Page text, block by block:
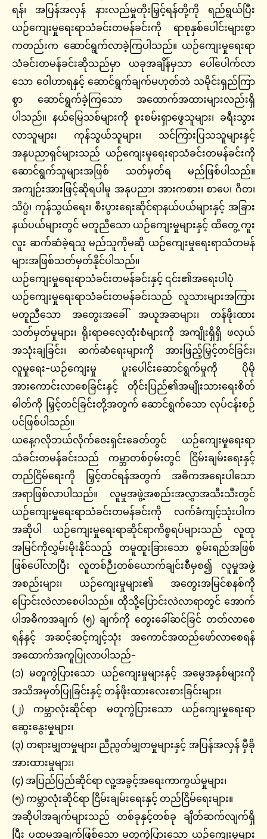
ရန်၊ အပြန်အလှန် နားလည်မှုတိုးမြှင့်ရန်တို့ကို ရည်ရွယ်ပြီး
ယဉ်ကျေးမှုရေးရာသံခင်းတမန်ခင်းကို ရာစုနှစ်ပေါင်းများစွာ
ကတည်းက ဆောင်ရွက်လာခဲ့ကြပါသည်။ ယဉ်ကျေးမှုရေးရာ
သံခင်းတမန်ခင်းဆိုသည်မှာ ယခုအချိန်မှသာ ပေါ်ပေါက်လာ
သော ဝေါဟာရနှင့် ဆောင်ရွက်ချက်မဟုတ်ဘဲ သမိုင်းရှည်ကြာ
စွာ ဆောင်ရွက်ခဲ့ကြသော အထောက်အထားများလည်းရှိ
ပါသည်။ နယ်မြေသစ်များကို စူးစမ်းရှာဖွေသူများ၊ ခရီးသွား
လာသူများ၊ ကုန်သွယ်သူများ၊ သင်ကြားပြသသူများနှင့်
အနုပညာရှင်များသည် ယဉ်ကျေးမှုရေးရာသံခင်းတမန်ခင်းကို
ဆောင်ရွက်သူများအဖြစ် သတ်မှတ်ရ မည်ဖြစ်ပါသည်။
အကျဉ်းအားဖြင့်ဆိုရပါမူ အနုပညာ၊ အားကစား၊ စာပေ၊ ဂီတ၊
သိပ္ပံ၊ ကုန်သွယ်ရေး၊ စီးပွားရေးဆိုင်ရာနယ်ပယ်များနှင့် အခြား
နယ်ပယ်များတွင် မတူညီသော ယဉ်ကျေးမှုများနှင့် ထိတွေ့ ကူး
လူး ဆက်ဆံခဲ့ရသူ မည်သူကိုမဆို ယဉ်ကျေးမှုရေးရာသံတမန်
များအဖြစ်သတ်မှတ်နိုင်ပါသည်။
ယဉ်ကျေးမှုရေးရာသံခင်းတမန်ခင်းနှင့် ၎င်း၏အရေးပါပုံ
ယဉ်ကျေးမှုရေးရာသံခင်းတမန်ခင်းသည် လူသားများအကြား
မတူညီသော အတွေးအခေါ် အယူအဆများ၊ တန်ဖိုးထား
သတ်မှတ်မှုများ၊ ရိုးရာဓလေ့ထုံးစံများကို အကျိုးရှိရှိ ဖလှယ်
အသုံးချခြင်း၊ ဆက်ဆံရေးများကို အားဖြည့်မြှင့်တင်ခြင်း၊
လူမှုရေး-ယဉ်ကျေးမှု ပူးပေါင်းဆောင်ရွက်မှုကို ပိုမို
အားကောင်းလာစေခြင်းနှင့် တိုင်းပြည်၏အမျိုးသားရေးစိတ်
ဓါတ်ကို မြှင့်တင်ခြင်းတို့အတွက် ဆောင်ရွက်သော လုပ်ငန်းစဉ်
ပင်ဖြစ်ပါသည်။
ယနေ့ဂလိုဘယ်လိုက်ဇေးရှင်းခေတ်တွင် ယဉ်ကျေးမှုရေးရာ
သံခင်းတမန်ခင်းသည် ကမ္ဘာတစ်ဝှမ်းတွင် ငြိမ်းချမ်းရေးနှင့်
တည်ငြိမ်ရေးကို မြှင့်တင်ရန်အတွက် အဓိကအရေးပါသော
အရာဖြစ်လာပါသည်။ လူမှုအဖွဲ့အစည်းအလွှာအသီးသီးတွင်
ယဉ်ကျေးမှုရေးရာသံခင်းတမန်ခင်းကို လက်ခံကျင့်သုံးပါက
အဆိုပါ ယဉ်ကျေးမှုရေးရာဆိုင်ရာကိစ္စရပ်များသည် လူထု
အမြင်ကိုလွှမ်းမိုးနိုင်သည့် တမူထူးခြားသော စွမ်းရည်အဖြစ်
ဖြစ်ပေါ်လာပြီး လူတစ်ဉီးတစ်ယောက်ချင်းစီမှစ၍ လူမှုအဖွဲ့
အစည်းများ၊ ယဉ်ကျေးမှုများ၏ အတွေးအမြင်စနစ်ကို
ပြောင်းလဲလာစေပါသည်။ ထိုသို့ပြောင်းလဲလာရာတွင် အောက်
ပါအဓိကအချက် (၅) ချက်ကို တွေးခေါ်ဆင်ခြင် တတ်လာစေ
ရန်နှင့် အဆင့်ဆင့်ကျင့်သုံး အကောင်အထည်ဖော်လာစေရန်
အထောက်အကူပြုလာပါသည်-
(၁) မတူကွဲပြားသော ယဉ်ကျေးမှုများနှင့် အမွေအနှစ်များကို
အသိအမှတ်ပြုခြင်းနှင့် တန်ဖိုးထားလေးစားခြင်းများ၊
(၂) ကမ္ဘာလုံးဆိုင်ရာ မတူကွဲပြားသော ယဉ်ကျေးမှုရေးရာ
ဆွေးနွေးမှုများ၊
(၃) တရားမျှတမှုများ၊ ညီညွတ်မျှတမှုများနှင့် အပြန်အလှန် မှီခို
အားထားမှုများ၊
(၄) အပြည်ပြည်ဆိုင်ရာ လူ့အခွင့်အရေးကာကွယ်မှုများ၊
(၅) ကမ္ဘာလုံးဆိုင်ရာ ငြိမ်းချမ်းရေးနှင့် တည်ငြိမ်ရေးများ။
အဆိုပါအချက်များသည် တစ်ခုနှင့်တစ်ခု ချိတ်ဆက်လျက်ရှိ
ပြီး ပထမအချက်ဖြစ်သော မတူကွဲပြားသော ယဉ်ကျေးမှုများ